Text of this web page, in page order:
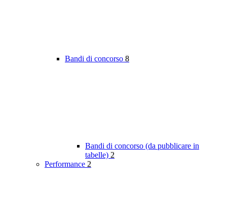
Bandi di concorso 8
Bandi di concorso (da pubblicare in
tabelle) 2
Performance 2